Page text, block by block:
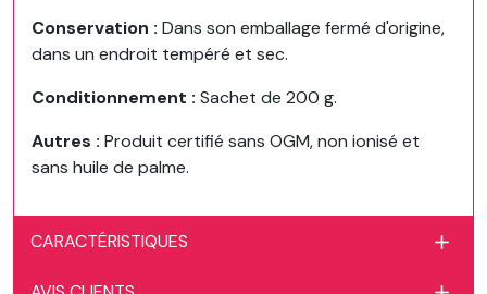
Conservation : Dans son emballage fermé d'origine,
dans un endroit tempéré et sec.
Conditionnement : Sachet de 200 g.
Autres : Produit certifié sans OGM, non ionisé et
sans huile de palme.
CARACTÉRISTIQUES